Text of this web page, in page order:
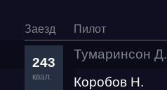
Заезд Пилот
243
квал.
Тумаринсон Д.
Коробов Н.